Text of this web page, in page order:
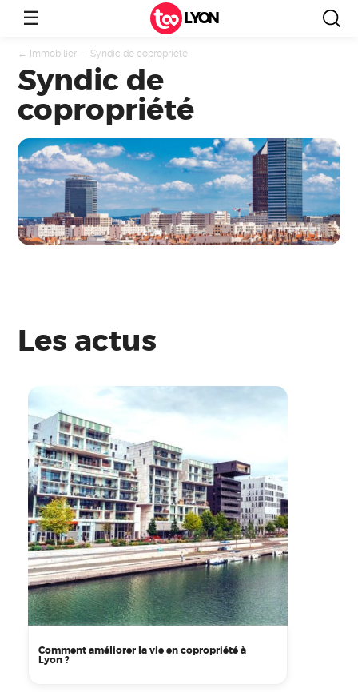
☰ LYON
← Immobilier — Syndic de copropriété
Syndic de
copropriété
Les actus
Comment améliorer la vie en copropriété à
Lyon ?